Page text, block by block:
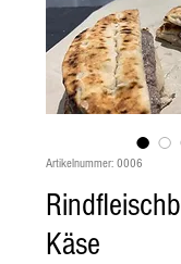
Artikelnummer: 0006
Käse